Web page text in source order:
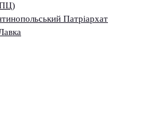
Патріархат